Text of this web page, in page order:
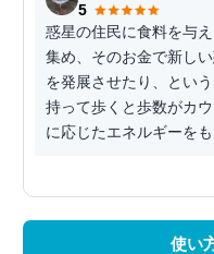
5
惑星の住民に食料を与
集め、そのお金で新し
を発展させたり、とい
持って歩くと歩数がカ
に応じたエネルギーをも
使い